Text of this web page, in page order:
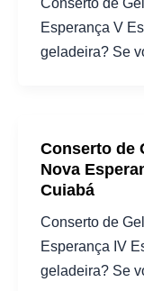
Esperança V
geladeira? Se
Conserto de
Nova
Cuiabá
Conserto de
Esperança IV
geladeira? Se